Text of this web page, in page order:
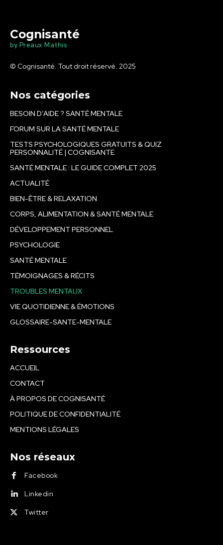
Cognisanté
by Preaux Mathis
© Cognisanté. Tout droit réservé. 2025
Nos catégories
BESOIN D’AIDE ? SANTÉ MENTALE
FORUM SUR LA SANTÉ MENTALE
TESTS PSYCHOLOGIQUES GRATUITS & QUIZ
PERSONNALITÉ | COGNISANTE
SANTÉ MENTALE : LE GUIDE COMPLET 2025
ACTUALITÉ
BIEN-ÊTRE & RELAXATION
CORPS, ALIMENTATION & SANTÉ MENTALE
DÉVELOPPEMENT PERSONNEL
PSYCHOLOGIE
SANTÉ MENTALE
TÉMOIGNAGES & RÉCITS
TROUBLES MENTAUX
VIE QUOTIDIENNE & ÉMOTIONS
GLOSSAIRE-SANTE-MENTALE
Ressources
ACCUEIL
CONTACT
À PROPOS DE COGNISANTÉ
POLITIQUE DE CONFIDENTIALITÉ
MENTIONS LÉGALES
Nos réseaux
Facebook
Linkedin
Twitter